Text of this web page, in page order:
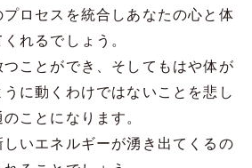
ロセスを統合しあなたの心と体
れるでしょう。
ことができ、そしてもはや体が
に動くわけではないことを悲し
ことになります。
いエネルギーが湧き出てくるの